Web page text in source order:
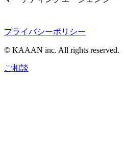
プライバシーポリシー
© KAAAN inc. All rights reserved.
ご相談